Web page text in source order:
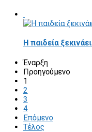
Η παιδεία
Έναρξη
Προηγούμενο
1
2
3
4
Επόμενο
Τέλος